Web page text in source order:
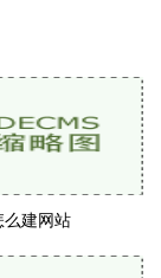
建网站